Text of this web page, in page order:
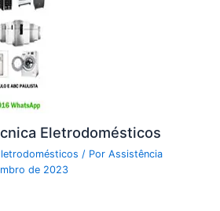
Eletrodomésticos
/ PorAssistência
de 2023